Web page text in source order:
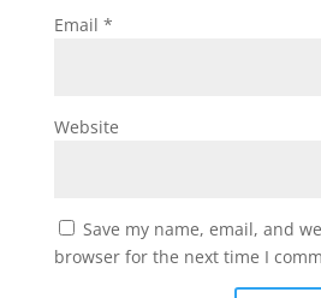
Email *
Website
Save my name, email, and
browser for the next time I